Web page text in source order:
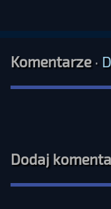
Komentarze·
Dodaj